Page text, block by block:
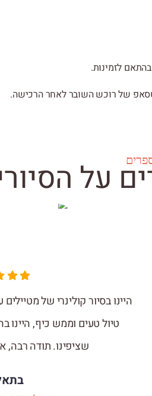
לזמינות.
של רוכש השובר לאחר הרכישה.
על
היינו בסיור קולינרי של
טיול טעים וממש כיף, היינו
שציפינו. תודה רבה,